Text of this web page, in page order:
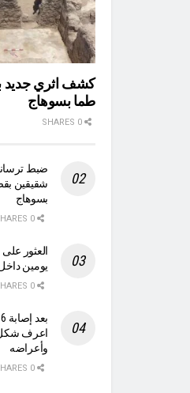
كشف اثري جديد
طما بسوهاج
ضبط
شقيقين
بسوهاج
العثور
يومين
اعرف شكل
وأعراضه